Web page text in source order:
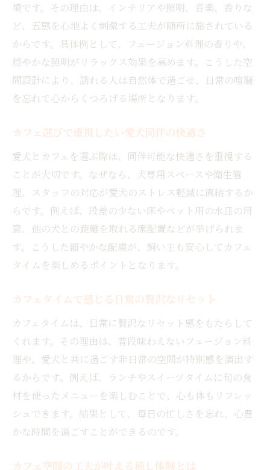
カフェのランチタイムで感じる癒しと満足
感
ドッグカフェで味わうランチのおすすめポ
イント
カフェランチで叶う愛犬との特別な思い出
作り
健康志向のカフェメニューで心も体もリフレッ
カフェメニューがもたらす心身のリフレッ
シュ効果
カフェで選べるナチュラルな料理の魅力発
見
時間
カフェだからこそ楽しめる健康的な食事体
験
カフェで叶える愛犬との幸せなひとときのすす
め
カフェで愛犬と過ごす幸せな瞬間の作り方
カフェ空間が愛犬との絆を深める理由
カフェで叶う愛犬との充実した時間の魅力
カフェのサービスがもたらす安心と癒し
境です。その理由は、インテリアや照明、音楽、香りな
ど、五感を心地よく刺激する工夫が随所に施されている
からです。具体例として、フュージョン料理の香りや、
穏やかな照明がリラックス効果を高めます。こうした空
間設計により、訪れる人は自然体で過ごせ、日常の喧騒
を忘れて心からくつろげる場所となります。
カフェ選びで重視したい愛犬同伴の快適さ
愛犬とカフェを選ぶ際は、同伴可能な快適さを重視する
ことが大切です。なぜなら、犬専用スペースや衛生管
理、スタッフの対応が愛犬のストレス軽減に直結するか
らです。例えば、段差の少ない床やペット用の水皿の用
意、他の犬との距離を取れる席配置などが挙げられま
す。こうした細やかな配慮が、飼い主も安心してカフェ
タイムを楽しめるポイントとなります。
カフェタイムで感じる日常の贅沢なリセット
カフェタイムは、日常に贅沢なリセット感をもたらして
くれます。その理由は、普段味わえないフュージョン料
理や、愛犬と共に過ごす非日常の空間が特別感を演出す
るからです。例えば、ランチやスイーツタイムに旬の食
材を使ったメニューを楽しむことで、心も体もリフレッ
シュできます。結果として、毎日の忙しさを忘れ、心豊
かな時間を過ごすことができるのです。
カフェ空間の工夫が叶える癒し体験とは